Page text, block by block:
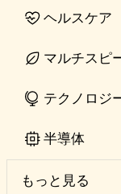
ヘルスケア
マルチスピ
テクノロジ
半導体
もっと見る